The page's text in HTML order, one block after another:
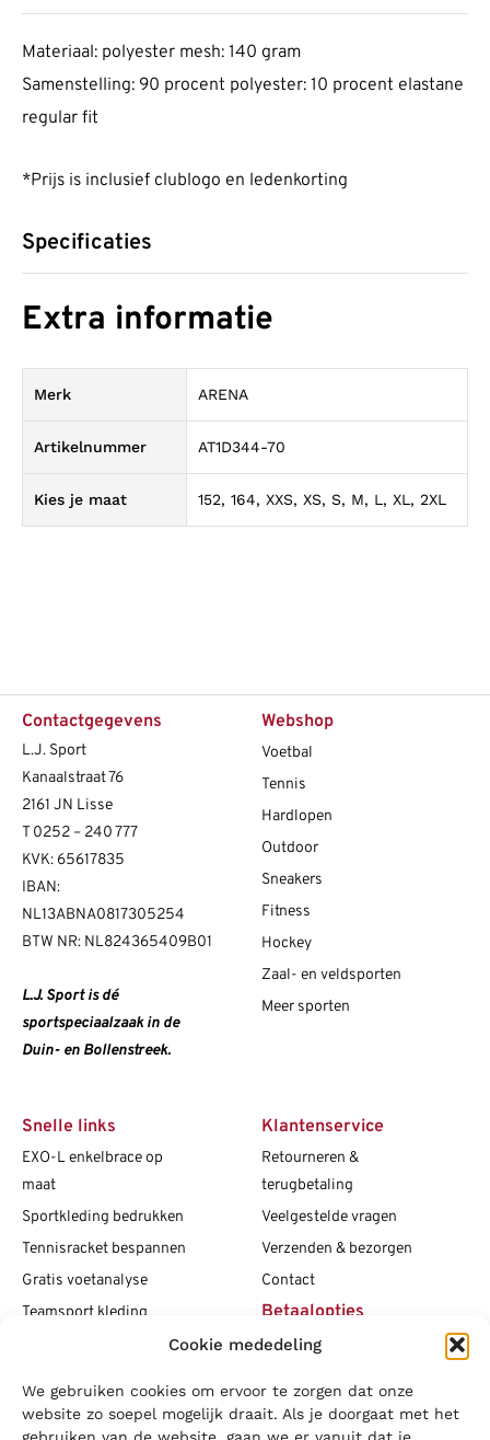
Cookie mededeling
We gebruiken cookies om ervoor te zorgen dat onze
website zo soepel mogelijk draait. Als je doorgaat met het
Materiaal: polyester mesh: 140 gram
Samenstelling: 90 procent polyester: 10 procent elastane
regular fit
*Prijs is inclusief clublogo en ledenkorting
Specificaties
Extra informatie
Merk ARENA
Artikelnummer AT1D344-70
Kies je maat 152, 164, XXS, XS, S, M, L, XL, 2XL
Contactgegevens
L.J. Sport
Kanaalstraat 76
2161 JN Lisse
T0252 – 240 777
KVK: 65617835
IBAN:
NL13ABNA0817305254
BTW NR: NL824365409B01
L.J. Sport is dé
sportspeciaalzaak in de
Duin- en Bollenstreek.
Webshop
Voetbal
Tennis
Hardlopen
Outdoor
Sneakers
Fitness
Hockey
Zaal- en veldsporten
Meer sporten
Snelle links
EXO-L enkelbrace op
maat
Sportkleding bedrukken
Tennisracket bespannen
Gratis voetanalyse
Teamsport kleding
Vacatures
Klantenservice
Retourneren &
terugbetaling
Veelgestelde vragen
Verzenden & bezorgen
Contact
Betaalopties
Social media